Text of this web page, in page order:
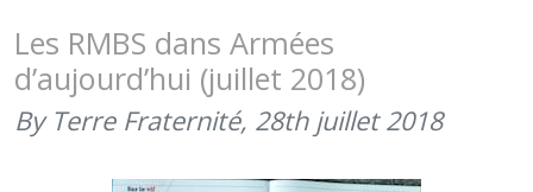
Les RMBS dans Armées
d’aujourd’hui (juillet 2018)
By Terre Fraternité, 28th juillet 2018